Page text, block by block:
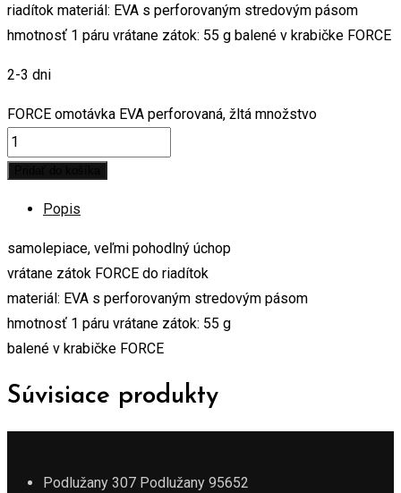
riadítok materiál: EVA s perforovaným stredovým pásom
hmotnosť 1 páru vrátane zátok: 55 g balené v krabičke FORCE
2-3 dni
FORCE omotávka EVA perforovaná, žltá množstvo
Popis
samolepiace, veľmi pohodlný úchop
vrátane zátok FORCE do riadítok
materiál: EVA s perforovaným stredovým pásom
hmotnosť 1 páru vrátane zátok: 55 g
balené v krabičke FORCE
Súvisiace produkty
Podlužany 307 Podlužany 95652